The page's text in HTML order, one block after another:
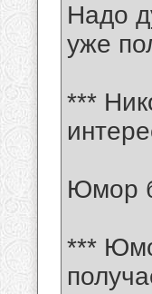
Надо
уже
***
Юмор
***